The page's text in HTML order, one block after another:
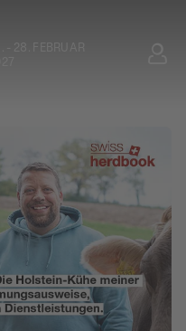
- 28. FEBRUAR